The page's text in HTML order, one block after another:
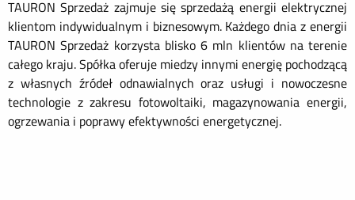
TAURON Sprzedaż zajmuje się sprzedażą energii elektrycznej
klientom indywidualnym i biznesowym. Każdego dnia z energii
TAURON Sprzedaż korzysta blisko 6 mln klientów na terenie
całego kraju. Spółka oferuje miedzy innymi energię pochodzącą
z własnych źródeł odnawialnych oraz usługi i nowoczesne
technologie z zakresu fotowoltaiki, magazynowania energii,
ogrzewania i poprawy efektywności energetycznej.